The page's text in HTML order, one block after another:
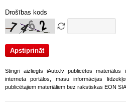
Drošības kods
Stingri aizliegts iAuto.lv publicētos
interneta portālos, masu informācijas
publicētajiem materiāliem bez rakstiskas EON